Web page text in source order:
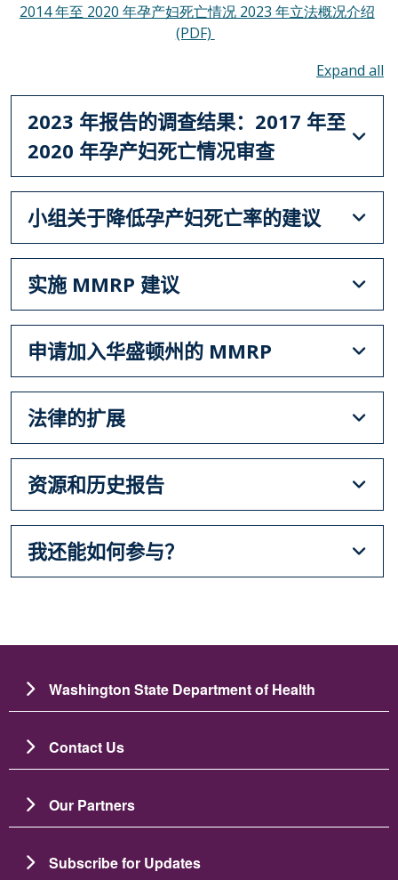
2014 年至 2020 年孕产妇死亡情况 2023 年立法概况介绍
(PDF)
2023 年报告的调查结果：2017 年至
2020 年孕产妇死亡情况审查
小组关于降低孕产妇死亡率的建议
实施 MMRP 建议
申请加入华盛顿州的 MMRP
法律的扩展
资源和历史报告
我还能如何参与？
Washington State Department of Health
Contact Us
Our Partners
Subscribe for Updates